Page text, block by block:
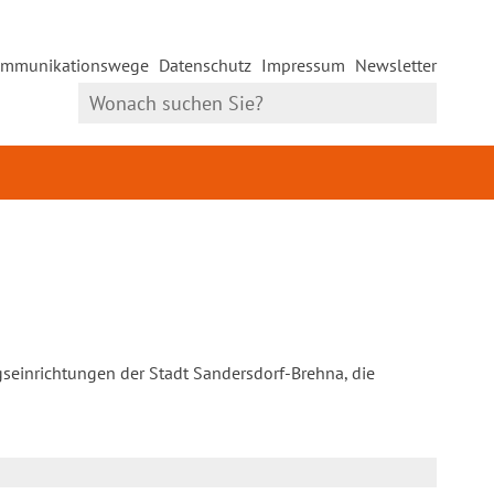
Datenschutz Impressum Newsletter
der Stadt Sandersdorf-Brehna, die